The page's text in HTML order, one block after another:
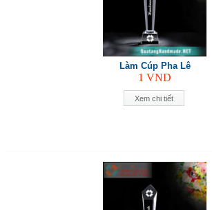
Xem chi tiết
Làm Cúp Pha Lê
1 VND